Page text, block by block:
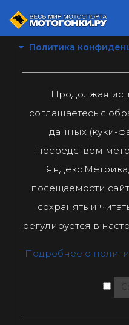
Политика
Продолжая
соглашаетесь с
данных (куки-
посредством
посещаемости
сохранять и
регулируется в
Подробнее о